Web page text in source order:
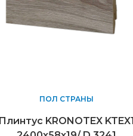
ПОЛ СТРАНЫ
Плинтус KRONOTEX KTEX1